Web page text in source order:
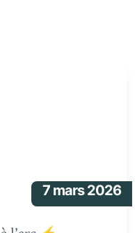
7 mars 2026